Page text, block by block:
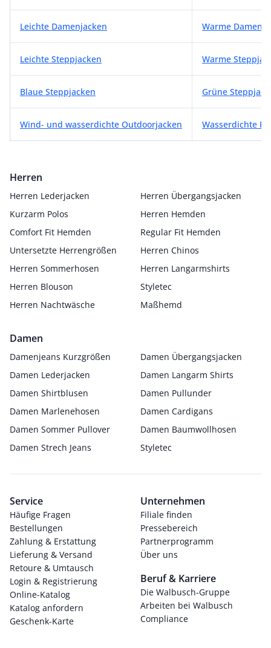
Leichte Damenjacken Warme
Leichte Steppjacken Warme
Blaue Steppjacken Grüne
Wind- und wasserdichte Outdoorjacken
Herren
Herren Lederjacken
Herren Übergangsjacken
Kurzarm Polos
Herren Hemden
Comfort Fit Hemden
Regular Fit Hemden
Untersetzte Herrengrößen
Herren Chinos
Herren Sommerhosen
Herren Langarmshirts
Herren Blouson
Styletec
Herren Nachtwäsche
Maßhemd
Damen
Damenjeans Kurzgrößen
Damen Übergangsjacken
Damen Lederjacken
Damen Langarm Shirts
Damen Shirtblusen
Damen Pullunder
Damen Marlenehosen
Damen Cardigans
Damen Sommer Pullover
Damen Baumwollhosen
Damen Strech Jeans
Styletec
Service
Häufige Fragen
Bestellungen
Zahlung & Erstattung
Lieferung & Versand
Retoure & Umtausch
Login & Registrierung
Online-Katalog
Katalog anfordern
Geschenk-Karte
Unternehmen
Filiale finden
Pressebereich
Partnerprogramm
Über uns
Beruf & Karriere
Die Walbusch-Gruppe
Arbeiten bei Walbusch
Compliance